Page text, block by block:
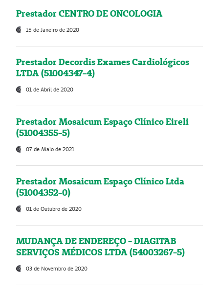
Prestador CENTRO DE ONCOLOGIA
15 de Janeiro de 2020
Prestador Decordis Exames Cardiológicos
LTDA (51004347-4)
01 de Abril de 2020
Prestador Mosaicum Espaço Clínico Eireli
(51004355-5)
07 de Maio de 2021
Prestador Mosaicum Espaço Clínico Ltda
(51004352-0)
01 de Outubro de 2020
MUDANÇA DE ENDEREÇO - DIAGITAB
SERVIÇOS MÉDICOS LTDA (54003267-5)
03 de Novembro de 2020